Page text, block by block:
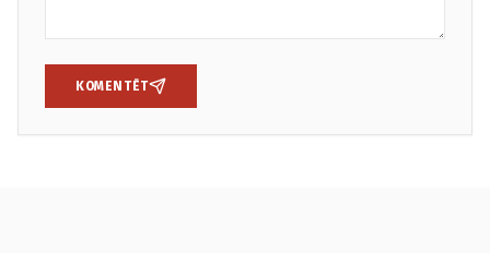
KOMENTĒT